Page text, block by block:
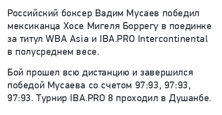
Российский боксер Вадим Мусаев победил
мексиканца Хосе Мигеля Боррегу в поединке
за титул WBA Asia и IBA.PRO Intercontinental
в полусреднем весе.
Бой прошел всю дистанцию и завершился
победой Мусаева со счетом 97:93, 97:93,
97:93. Турнир IBA.PRO 8 проходил в Душанбе.